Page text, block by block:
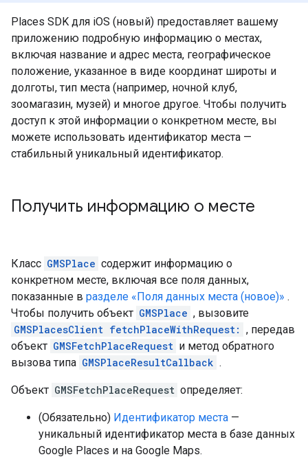
Places SDK для iOS (новый) предоставляет вашему
приложению подробную информацию о местах,
включая название и адрес места, географическое
положение, указанное в виде координат широты и
долготы, тип места (например, ночной клуб,
зоомагазин, музей) и многое другое. Чтобы получить
доступ к этой информации о конкретном месте, вы
можете использовать идентификатор места —
стабильный уникальный идентификатор.
Получить информацию о месте
Класс GMSPlace содержит информацию о
конкретном месте, включая все поля данных,
показанные в разделе «Поля данных места (новое)» .
Чтобы получить объект GMSPlace , вызовите
GMSPlacesClient fetchPlaceWithRequest: , передав
объект GMSFetchPlaceRequest и метод обратного
вызова типа GMSPlaceResultCallback .
Объект GMSFetchPlaceRequest определяет:
(Обязательно) Идентификатор места —
уникальный идентификатор места в базе данных
Google Places и на Google Maps.